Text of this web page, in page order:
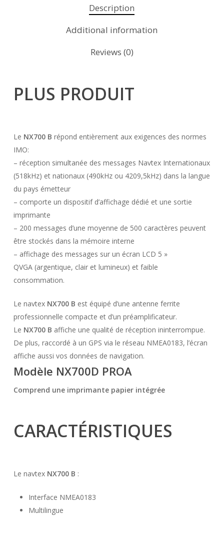
Description
Additional information
Reviews (0)
PLUS PRODUIT
Le NX700 B répond entièrement aux exigences des normes
IMO:
– réception simultanée des messages Navtex Internationaux
(518kHz) et nationaux (490kHz ou 4209,5kHz) dans la langue
du pays émetteur
– comporte un dispositif d’affichage dédié et une sortie
imprimante
– 200 messages d’une moyenne de 500 caractères peuvent
être stockés dans la mémoire interne
– affichage des messages sur un écran LCD 5 »
QVGA (argentique, clair et lumineux) et faible
consommation.
Le navtex NX700 B est équipé d’une antenne ferrite
professionnelle compacte et d’un préamplificateur.
Le NX700 B affiche une qualité de réception ininterrompue.
De plus, raccordé à un GPS via le réseau NMEA0183, l’écran
affiche aussi vos données de navigation.
Modèle NX700D PROA
Comprend une imprimante papier intégrée
CARACTÉRISTIQUES
Le navtexNX700 B :
Interface NMEA0183
Multilingue